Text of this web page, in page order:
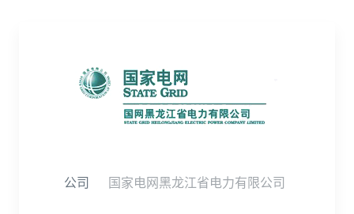
公司 国家电网黑龙江省电力有限公司